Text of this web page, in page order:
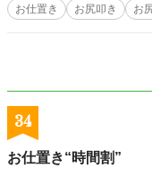
お仕置き お尻叩き お
34
お仕置き“時間割”